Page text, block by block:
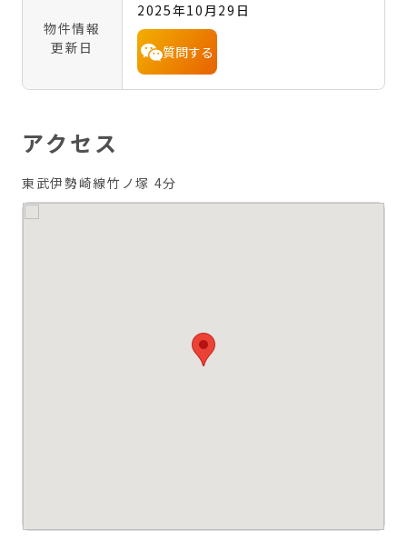
物件情報
更新日
2025年10月29日
質問する
アクセス
東武伊勢崎線竹ノ塚 4分